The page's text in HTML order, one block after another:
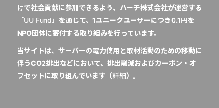
けで社会貢献に参加できるよう、ハーチ株式会社が運営する
「UU Fund 」を通じて、1ユニークユーザーにつき0.1円を
NPO団体に寄付する取り組みを行っています。
当サイトは、サーバーの電力使用と取材活動のための移動に
伴うCO2排出などにおいて、排出削減およびカーボン・オ
フセットに取り組んでいます（詳細）。